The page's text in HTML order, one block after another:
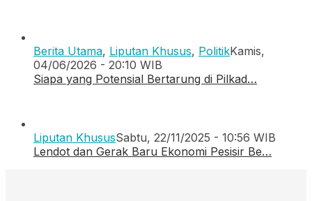
Berita Utama, Liputan Khusus, PolitikKamis,
04/06/2026 - 20:10 WIB
Siapa yang Potensial Bertarung di Pilkad…
Liputan KhususSabtu, 22/11/2025 - 10:56 WIB
Lendot dan Gerak Baru Ekonomi Pesisir Be…